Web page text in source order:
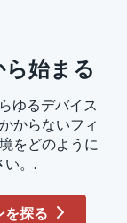
始まる
ゆるデバイス
からないフィ
をどのように
い。.
を探る